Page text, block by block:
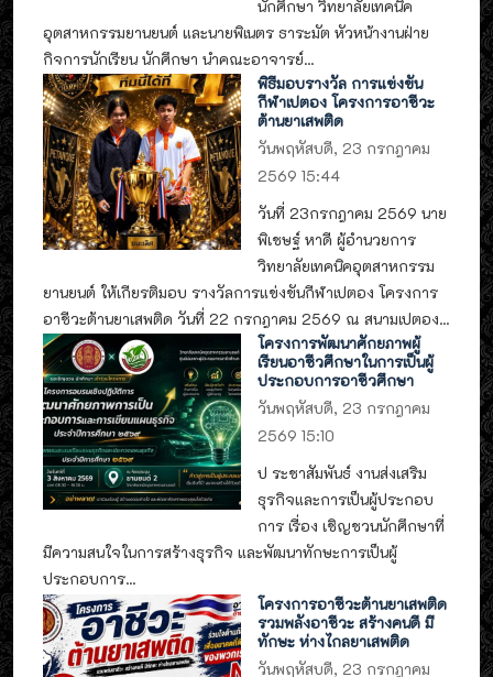
นักศึกษา วิทยาลัยเทคนิค
อุตสาหกรรมยานยนต์ และนายพิเนตร ธาระมัต หัวหน้างานฝ่าย
กิจการนักเรียน นักศึกษา นำคณะอาจารย์...
พิธีมอบรางวัล การแข่งขัน
กีฬาเปตอง โครงการอาชีวะ
ต้านยาเสพติด
วันพฤหัสบดี, 23 กรกฎาคม
2569 15:44
วันที่ 23กรกฎาคม 2569 นาย
พิเชษฐ์ หาดี ผู้อำนวยการ
วิทยาลัยเทคนิคอุตสาหกรรม
ยานยนต์ ให้เกียรติมอบ รางวัลการแข่งขันกีฬาเปตอง โครงการ
อาชีวะต้านยาเสพติด วันที่ 22 กรกฎาคม 2569 ณ สนามเปตอง...
โครงการพัฒนาศักยภาพผู้
เรียนอาชีวศึกษาในการเป็นผู้
ประกอบการอาชีวศึกษา
วันพฤหัสบดี, 23 กรกฎาคม
2569 15:10
ป ระชาสัมพันธ์ งานส่งเสริม
ธุรกิจและการเป็นผู้ประกอบ
การ เรื่อง เชิญชวนนักศึกษาที่
มีความสนใจในการสร้างธุรกิจ และพัฒนาทักษะการเป็นผู้
ประกอบการ...
โครงการอาชีวะต้านยาเสพติด
รวมพลังอาชีวะ สร้างคนดี มี
ทักษะ ห่างไกลยาเสพติด
วันพฤหัสบดี, 23 กรกฎาคม